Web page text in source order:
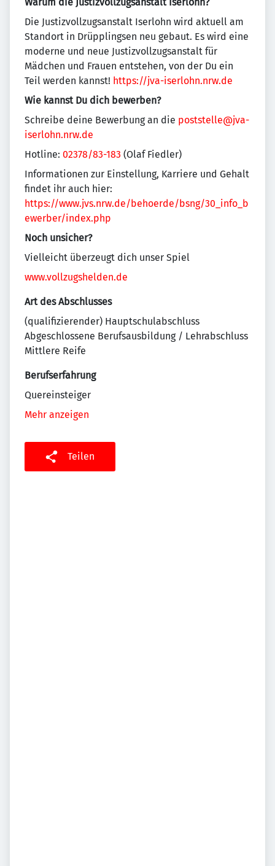
Die Justizvollzugsanstalt Iserlohn wird aktuell am
Standort in Drüpplingsen neu gebaut. Es wird eine
moderne und neue Justizvollzugsanstalt für
Mädchen und Frauen entstehen, von der Du ein
Teil werden kannst! https://jva-iserlohn.nrw.de
Wie kannst Du dich bewerben?
Schreibe deine Bewerbung an die poststelle@jva-
iserlohn.nrw.de
Hotline: 02378/83-183 (Olaf Fiedler)
Informationen zur Einstellung, Karriere und Gehalt
findet ihr auch hier:
https://www.jvs.nrw.de/behoerde/bsng/30_info_b
ewerber/index.php
Noch unsicher?
Vielleicht überzeugt dich unser Spiel
www.vollzugshelden.de
Art des Abschlusses
(qualifizierender) Hauptschulabschluss
Abgeschlossene Berufsausbildung / Lehrabschluss
Mittlere Reife
Berufserfahrung
Quereinsteiger
Mehr anzeigen
Teilen